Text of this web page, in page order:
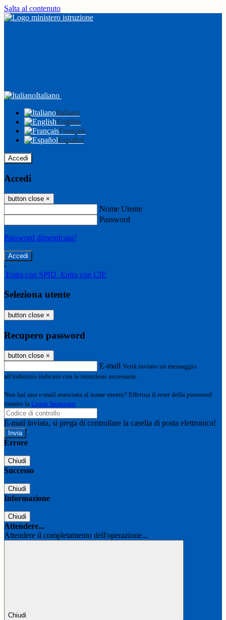
Salta al contenuto
Italiano
Italiano
English
Français
Español
Accedi
Accedi
button close ×
Nome Utente
Password
Password dimenticata?
-
Entra con SPID Entra con CIE
Seleziona utente
button close ×
Recupero password
button close ×
E-mail Verrà inviato un messaggio
all'indirizzo indicato con le istruzioni necessarie.
Non hai una e-mail associata al nome utente? Effettua il reset della password
tramite la Login Spaggiari
E-mail inviata, si prega di controllare la casella di posta elettronica!
Errore
Chiudi
Successo
Chiudi
Informazione
Chiudi
Attendere...
Attendere il completamento dell'operazione...
Chiudi